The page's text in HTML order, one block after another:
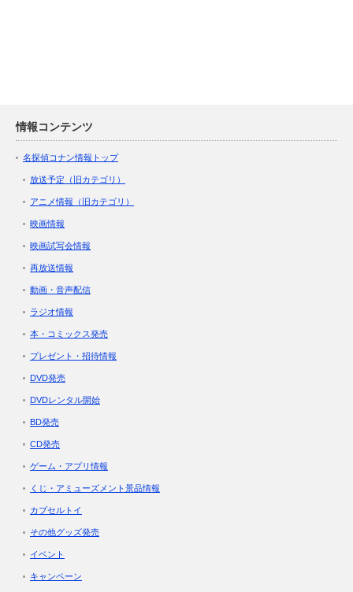
情報コンテンツ
名探偵コナン情報トップ
放送予定（旧カテゴリ）
アニメ情報（旧カテゴリ）
映画情報
映画試写会情報
再放送情報
動画・音声配信
ラジオ情報
本・コミックス発売
プレゼント・招待情報
DVD発売
DVDレンタル開始
BD発売
CD発売
ゲーム・アプリ情報
くじ・アミューズメント景品情報
カプセルトイ
その他グッズ発売
イベント
キャンペーン